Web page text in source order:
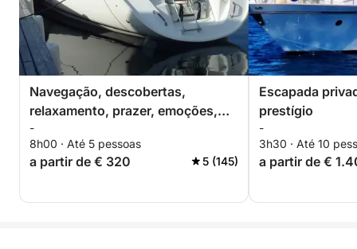
Navegação, descobertas,
relaxamento, prazer, emoções,
lazer. De 2 a 5 pessoas.
-
8h00 · Até 5 pessoas
a partir de € 320 5 (145)
Escapada
prestígio
-
3h30 · Até 10
a partir de €